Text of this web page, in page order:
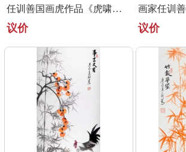
任训善国画虎作品《虎啸泉鸣》四尺整张真迹
议价 议价